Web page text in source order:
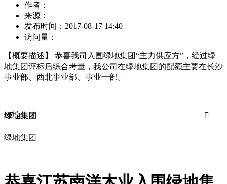
作者：
来源：
发布时间： 2017-08-17 14:40
访问量：
【概要描述】
恭喜我司入围绿地集团“主力供应方”，经过绿
地集团评标后综合考量，我公司在绿地集团的配额主要在长沙
事业部、西北事业部、事业一部。
绿地集团
绿地集团

